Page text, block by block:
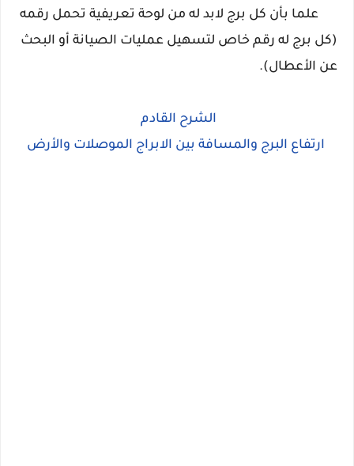
علما بأن كل برج لابد له من لوحة تعريفية تحمل رقمه
(كل برج له رقم خاص لتسهيل عمليات الصيانة أو البحث
عن الأعطال).
الشرح القادم
ارتفاع البرج والمسافة بين الابراج الموصلات والأرض